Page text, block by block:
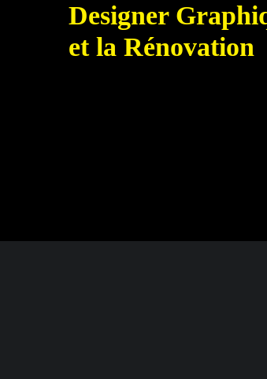
Designer
et la Rénovation